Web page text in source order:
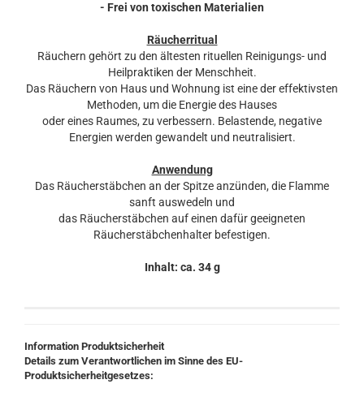
- Frei von toxischen Materialien
Räucherritual
Räuchern gehört zu den ältesten rituellen Reinigungs- und
Heilpraktiken der Menschheit.
Das Räuchern von Haus und Wohnung ist eine der effektivsten
Methoden, um die Energie des Hauses
oder eines Raumes, zu verbessern. Belastende, negative
Energien werden gewandelt und neutralisiert.
Anwendung
Das Räucherstäbchen an der Spitze anzünden, die Flamme
sanft auswedeln und
das Räucherstäbchen auf einen dafür geeigneten
Räucherstäbchenhalter befestigen.
Inhalt: ca. 34 g
Information Produktsicherheit
Details zum Verantwortlichen im Sinne des EU-
Produktsicherheitgesetzes: